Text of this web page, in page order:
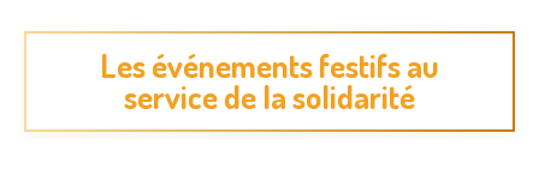
Les événements festifs au
service de la solidarité